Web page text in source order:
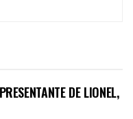
DE LIONEL,